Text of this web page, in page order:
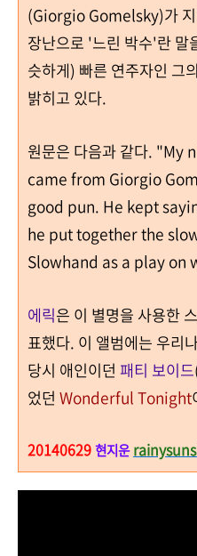
(Giorgio Gomelsky)가
장난으로 '느린 박수'란 말
슷하게) 빠른 연주자인 그
밝히고 있다.
원문은 다음과 같다. "My
came from Giorgio
good pun. He kept
he put together the
Slowhand as a play on
에릭은 이 별명을 사용한
표했다. 이 앨범에는 우리
당시 애인이던 패티 보이드
었던 Wonderful Tonight
20140629현지운